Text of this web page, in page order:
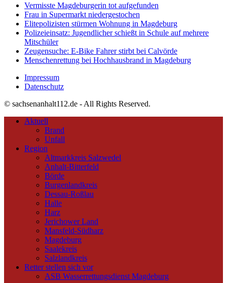
Vermisste Magdeburgerin tot aufgefunden
Frau in Supermarkt niedergestochen
Elitepolizisten stürmen Wohnung in Magdeburg
Polizeieinsatz: Jugendlicher schießt in Schule auf mehrere
Mitschüler
Zeugensuche: E-Bike Fahrer stirbt bei Calvörde
Menschenrettung bei Hochhausbrand in Magdeburg
Impressum
Datenschutz
© sachsenanhalt112.de - All Rights Reserved.
Aktuell
Brand
Unfall
Region
Altmarkkreis Salzwedel
Anhalt-Bitterfeld
Börde
Burgenlandkreis
Dessau-Roßlau
Halle
Harz
Jerichower Land
Mansfeld-Südharz
Magdeburg
Saalekreis
Salzlandkreis
Retter stellen sich vor
ASB Wasserrettungsdienst Magdeburg